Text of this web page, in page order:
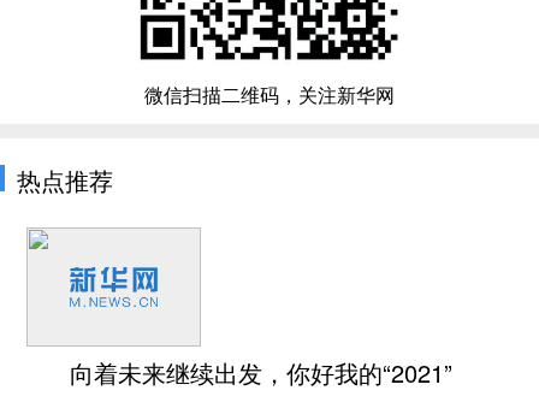
微信扫描二维码，关注新华网
热点推荐
向着未来继续出发，你好我的“2021”